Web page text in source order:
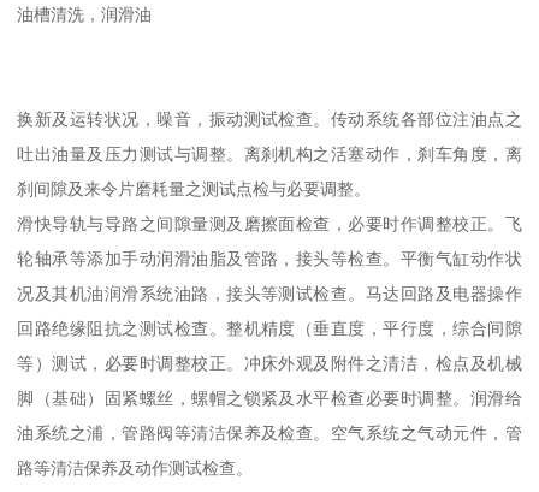
油槽清洗，润滑油
换新及运转状况，噪音，振动测试检查。传动系统各部位注油点之
吐出油量及压力测试与调整。离刹机构之活塞动作，刹车角度，离
刹间隙及来令片磨耗量之测试点检与必要调整。
滑快导轨与导路之间隙量测及磨擦面检查，必要时作调整校正。飞
轮轴承等添加手动润滑油脂及管路，接头等检查。平衡气缸动作状
况及其机油润滑系统油路，接头等测试检查。马达回路及电器操作
回路绝缘阻抗之测试检查。整机精度（垂直度，平行度，综合间隙
等）测试，必要时调整校正。冲床外观及附件之清洁，检点及机械
脚（基础）固紧螺丝，螺帽之锁紧及水平检查必要时调整。润滑给
油系统之浦，管路阀等清洁保养及检查。空气系统之气动元件，管
路等清洁保养及动作测试检查。